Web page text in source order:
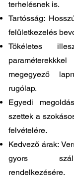
terhelésnek is.
Tartósság:
felületkezelés
Tökéletes
megegyező
rugólap.
Egyedi
szettek a
felvételére.
Kedvező árak:
gyors
rendelkezésére.